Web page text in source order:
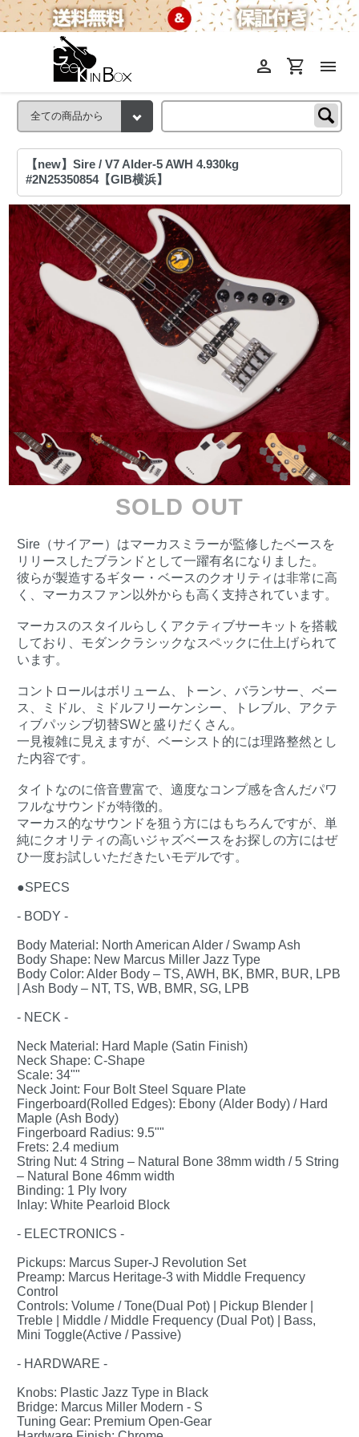
menu
shopping_cart
person
【new】Sire / V7 Alder-5 AWH 4.930kg
#2N25350854【GIB横浜】
SOLD OUT
Sire（サイアー）はマーカスミラーが監修したベースを
リリースしたブランドとして一躍有名になりました。
彼らが製造するギター・ベースのクオリティは非常に高
く、マーカスファン以外からも高く支持されています。
マーカスのスタイルらしくアクティブサーキットを搭載
しており、モダンクラシックなスペックに仕上げられて
います。
コントロールはボリューム、トーン、バランサー、ベー
ス、ミドル、ミドルフリーケンシー、トレブル、アクテ
ィブパッシブ切替SWと盛りだくさん。
一見複雑に見えますが、ベーシスト的には理路整然とし
た内容です。
タイトなのに倍音豊富で、適度なコンプ感を含んだパワ
フルなサウンドが特徴的。
マーカス的なサウンドを狙う方にはもちろんですが、単
純にクオリティの高いジャズベースをお探しの方にはぜ
ひ一度お試しいただきたいモデルです。
●SPECS
- BODY -
Body Material: North American Alder / Swamp Ash
Body Shape: New Marcus Miller Jazz Type
Body Color: Alder Body – TS, AWH, BK, BMR, BUR, LPB
| Ash Body – NT, TS, WB, BMR, SG, LPB
- NECK -
Neck Material: Hard Maple (Satin Finish)
Neck Shape: C-Shape
Scale: 34""
Neck Joint: Four Bolt Steel Square Plate
Fingerboard(Rolled Edges): Ebony (Alder Body) / Hard
Maple (Ash Body)
Fingerboard Radius: 9.5""
Frets: 2.4 medium
String Nut: 4 String – Natural Bone 38mm width / 5 String
– Natural Bone 46mm width
Binding: 1 Ply Ivory
Inlay: White Pearloid Block
- ELECTRONICS -
Pickups: Marcus Super-J Revolution Set
Preamp: Marcus Heritage-3 with Middle Frequency
Control
Controls: Volume / Tone(Dual Pot) | Pickup Blender |
Treble | Middle / Middle Frequency (Dual Pot) | Bass,
Mini Toggle(Active / Passive)
- HARDWARE -
Knobs: Plastic Jazz Type in Black
Bridge: Marcus Miller Modern - S
Tuning Gear: Premium Open-Gear